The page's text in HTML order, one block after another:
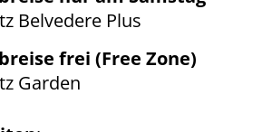
Belvedere Plus
frei (Free Zone)
Garden